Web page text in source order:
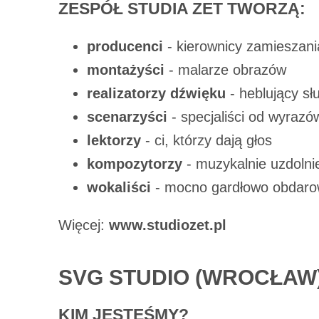
ZESPÓŁ STUDIA ZET TWORZĄ:
producenci - kierownicy
montażyści - malarze obrazów
realizatorzy dźwięku - heblujący
scenarzyści - specjaliści od
lektorzy - ci, którzy dają głos
kompozytorzy - muzykalnie
wokaliści - mocno gardłowo
Więcej: www.studiozet.pl
SVG STUDIO
KIM JESTEŚMY?